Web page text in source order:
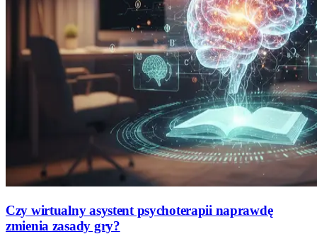
Czy wirtualny asystent psychoterapii naprawdę
zmienia zasady gry?